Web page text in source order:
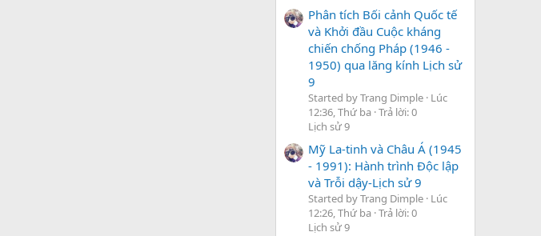
Phân tích Bối cảnh Quốc tế
và Khởi đầu Cuộc kháng
chiến chống Pháp (1946 -
1950) qua lăng kính Lịch sử
9
Started by Trang Dimple Lúc
12:36, Thứ ba Trả lời: 0
Lịch sử 9
Mỹ La-tinh và Châu Á (1945
- 1991): Hành trình Độc lập
và Trỗi dậy-Lịch sử 9
Started by Trang Dimple Lúc
12:26, Thứ ba Trả lời: 0
Lịch sử 9